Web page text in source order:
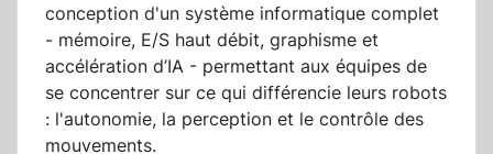
conception d'un système informatique complet
- mémoire, E/S haut débit, graphisme et
accélération d’IA - permettant aux équipes de
se concentrer sur ce qui différencie leurs robots
: l'autonomie, la perception et le contrôle des
mouvements.